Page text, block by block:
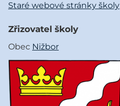
Staré webové stránky školy
Zřizovatel školy
Obec Nižbor